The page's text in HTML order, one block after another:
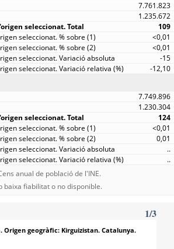
7.761.823
1.235.672
109
<0,01
<0,01
-15
-12,10
7.749.896
1.230.304
124
<0,01
0,01
..
..
anual de població de l'INE.
baixa fiabilitat o no disponible.